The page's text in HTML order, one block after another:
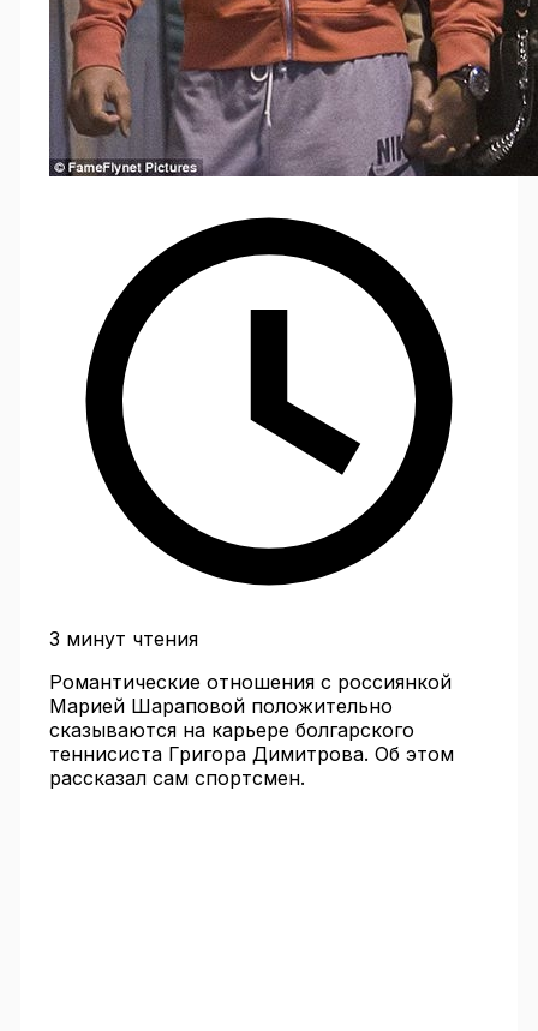
3 минут чтения
Романтические отношения с россиянкой
Марией Шараповой положительно
сказываются на карьере болгарского
теннисиста Григора Димитрова. Об этом
рассказал сам спортсмен.